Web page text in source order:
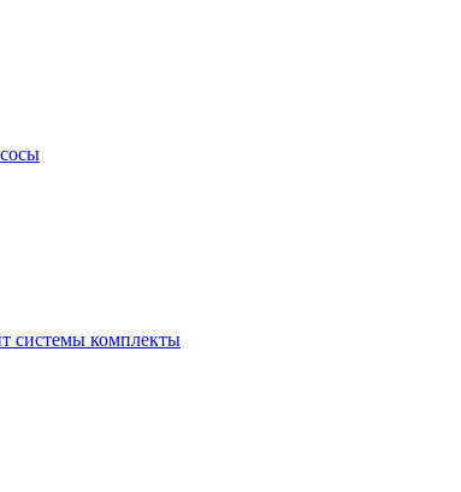
системы комплекты